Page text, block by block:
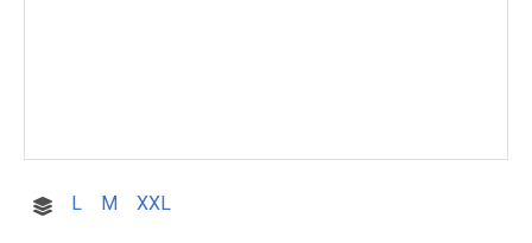
L M XXL